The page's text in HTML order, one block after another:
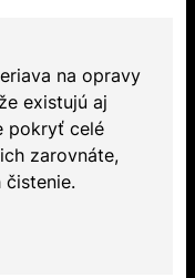
na opravy
existujú aj
pokryť celé
zarovnáte,